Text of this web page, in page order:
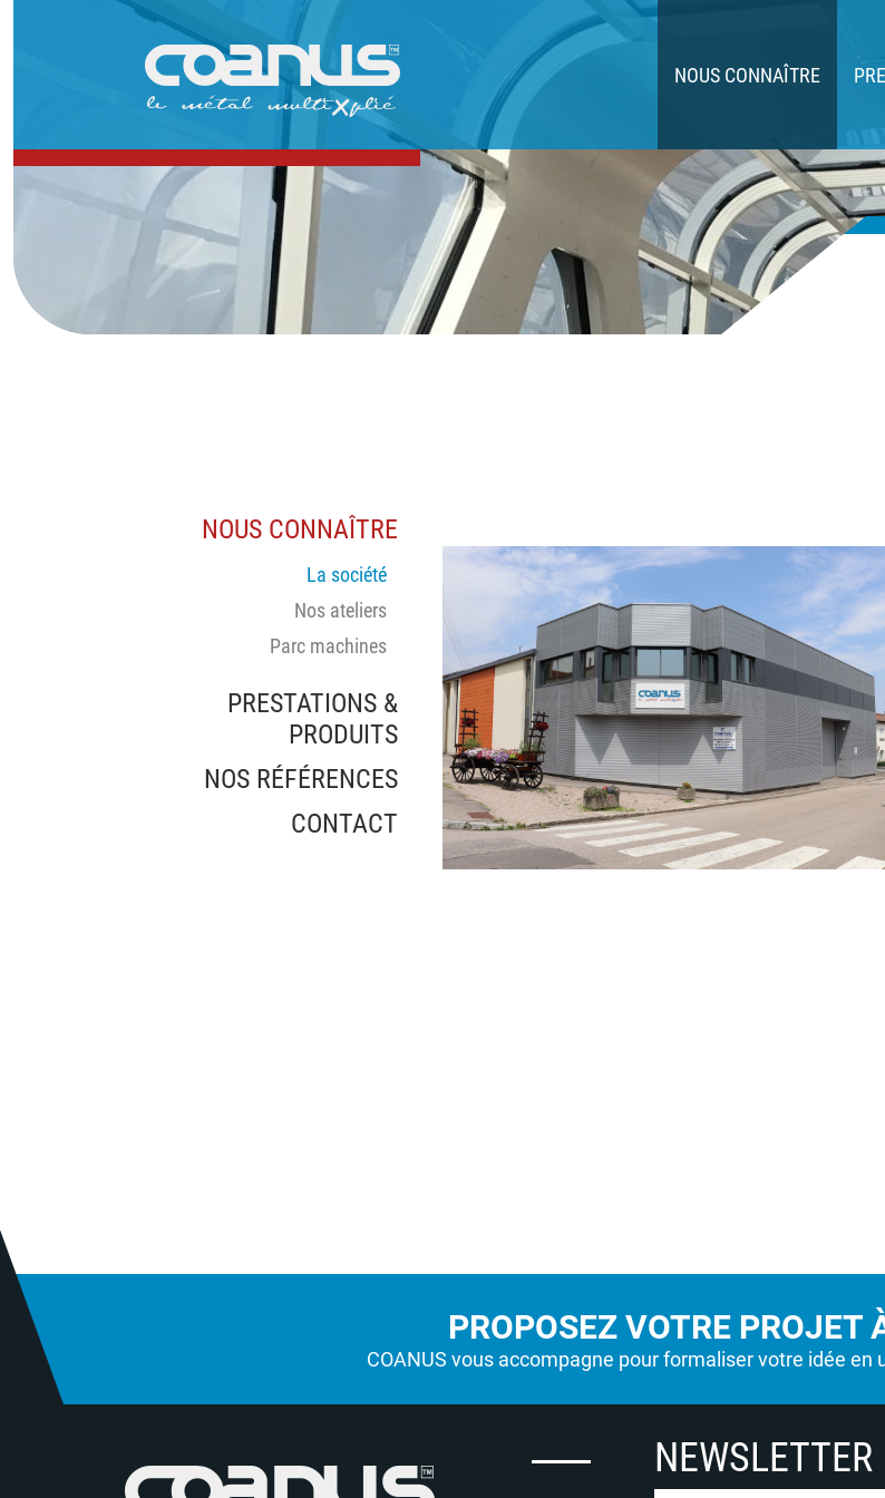
NOUS CONNAÎTRE
NOUS CONNAÎTRE
La société
Nos ateliers
Parc machines
PRESTATIONS &
PRODUITS
NOS RÉFÉRENCES
CONTACT
PROPOSEZ VOTRE PROJET
COANUS vous accompagne pour formaliser votre idée en
NEWSLETTER